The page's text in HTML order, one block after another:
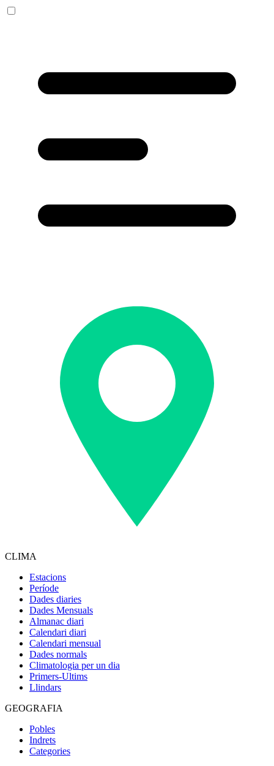
CLIMA
Estacions
Període
Dades diaries
Dades Mensuals
Almanac diari
Calendari diari
Calendari mensual
Dades normals
Climatologia per un dia
Primers-Ultims
Llindars
GEOGRAFIA
Pobles
Indrets
Categories